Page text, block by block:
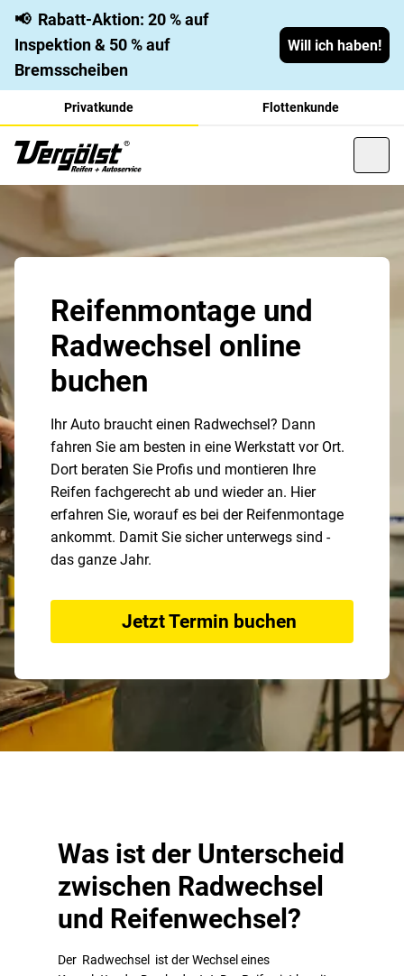
📢 Rabatt-Aktion: 20 % auf
Inspektion & 50 % auf
Bremsscheiben
Will ich haben!
Privatkunde Flottenkunde
Reifenmontage und
Radwechsel online
buchen
Ihr Auto braucht einen Radwechsel? Dann
fahren Sie am besten in eine Werkstatt vor Ort.
Dort beraten Sie Profis und montieren Ihre
Reifen fachgerecht ab und wieder an. Hier
erfahren Sie, worauf es bei der Reifenmontage
ankommt. Damit Sie sicher unterwegs sind -
das ganze Jahr.
Jetzt Termin buchen
Was ist der Unterscheid
zwischen Radwechsel
und Reifenwechsel?
Der Radwechsel ist der Wechsel eines